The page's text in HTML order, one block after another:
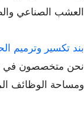
العشب الصناعي
بند تكسير وترميم
نحن متخصصون في
ومساحة الوظائف